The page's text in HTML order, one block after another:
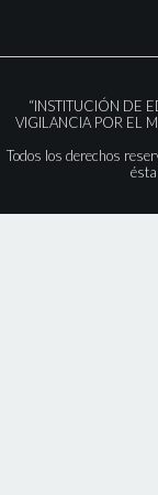
“INSTITUCIÓN DE
VIGILANCIA POR EL
Todos los derechos